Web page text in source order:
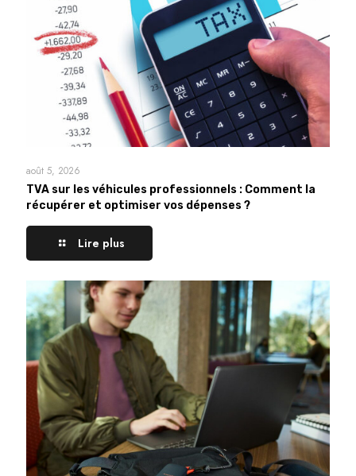
août 5, 2026
TVA sur les véhicules professionnels : Comment la
récupérer et optimiser vos dépenses ?
Lire plus